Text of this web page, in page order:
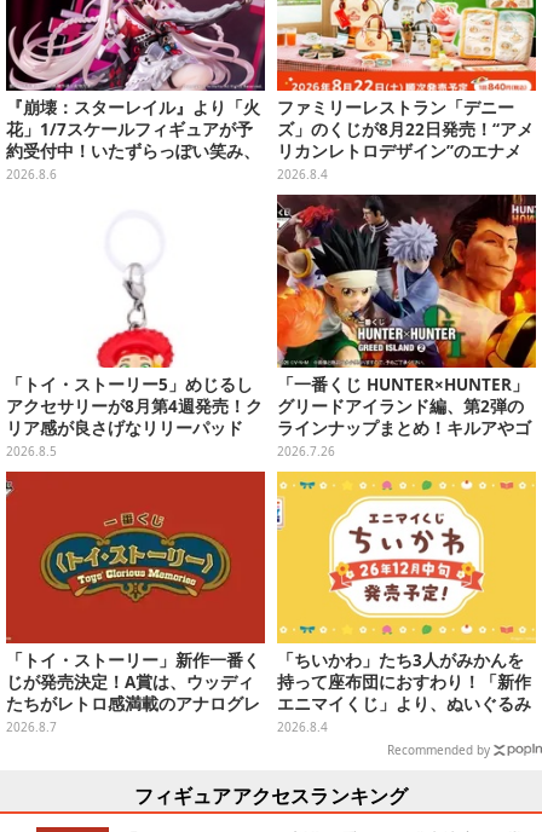
『崩壊：スターレイル』より「火
花」1/7スケールフィギュアが予
約受付中！いたずらっぽい笑み、
シルクハット型のステージが華や
2026.8.6
ファミリーレストラン「デニー
ズ」のくじが8月22日発売！“アメ
リカンレトロデザイン”のエナメ
ルバッグやTシャツなど、日常使
いできるグッズを用意
2026.8.4
「トイ・ストーリー5」めじるし
アクセサリーが8月第4週発売！ク
リア感が良さげなリリーパッド
や、ジェシーなど全5種ラインナ
ップ
2026.8.5
「一番くじ HUNTER×HUNTER」
グリードアイランド編、第2弾の
ラインナップまとめ！キルアやゴ
レイヌ、筋骨隆々ビスケなど6体
を堂々立体化
2026.7.26
「トイ・ストーリー」新作一番く
じが発売決定！A賞は、ウッディ
たちがレトロ感満載のアナログレ
コード上を走る姿で立体化
2026.8.7
「ちいかわ」たち3人がみかんを
持って座布団におすわり！「新作
エニマイくじ」より、ぬいぐるみ
画像が初公開
2026.8.4
Recommended by
フィギュアアクセスランキング